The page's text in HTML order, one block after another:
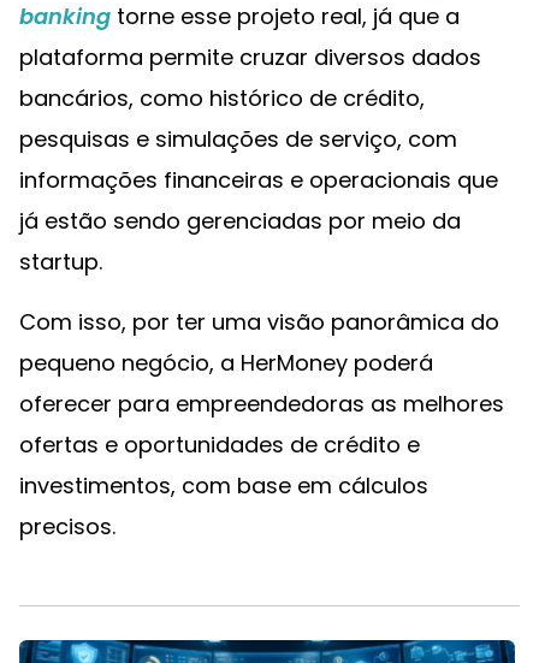
banking torne esse projeto real, já que a
plataforma permite cruzar diversos dados
bancários, como histórico de crédito,
pesquisas e simulações de serviço, com
informações financeiras e operacionais que
já estão sendo gerenciadas por meio da
startup.
Com isso, por ter uma visão panorâmica do
pequeno negócio, a HerMoney poderá
oferecer para empreendedoras as melhores
ofertas e oportunidades de crédito e
investimentos, com base em cálculos
precisos.